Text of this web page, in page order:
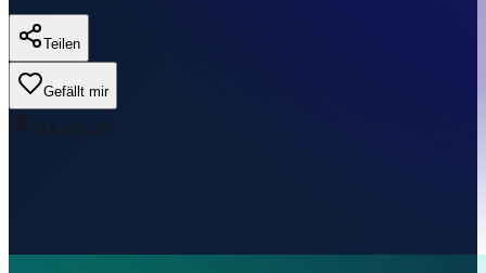
Teilen
Gefällt mir
0Aufrufe